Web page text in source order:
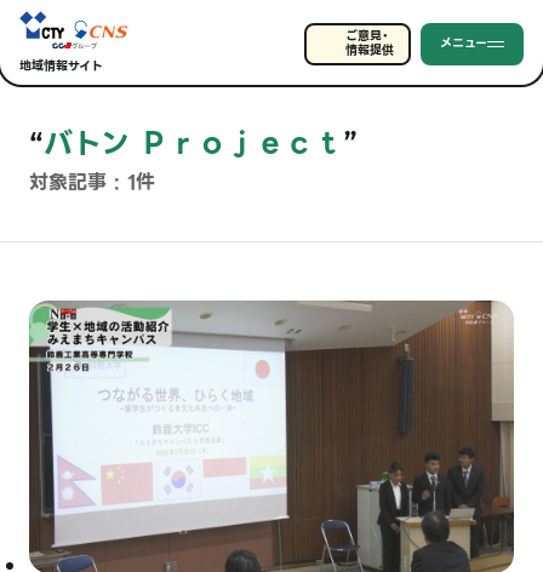
地域情報サイト
ご意見・
情報提供 メニュー
“バトン Ｐｒｏｊｅｃｔ”
対象記事 : 1件